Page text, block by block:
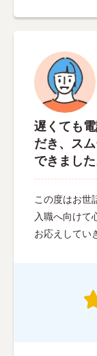
遅くても
だき、ス
できました
この度はお世
入職へ向けて
お応えしてい